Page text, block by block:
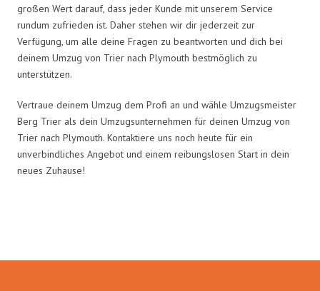
großen Wert darauf, dass jeder Kunde mit unserem Service
rundum zufrieden ist. Daher stehen wir dir jederzeit zur
Verfügung, um alle deine Fragen zu beantworten und dich bei
deinem Umzug von Trier nach Plymouth bestmöglich zu
unterstützen.
Vertraue deinem Umzug dem Profi an und wähle Umzugsmeister
Berg Trier als dein Umzugsunternehmen für deinen Umzug von
Trier nach Plymouth. Kontaktiere uns noch heute für ein
unverbindliches Angebot und einem reibungslosen Start in dein
neues Zuhause!